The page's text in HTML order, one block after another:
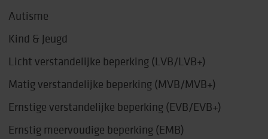
Autisme
Kind & Jeugd
Licht verstandelijke beperking (LVB/LVB+)
Matig verstandelijke beperking (MVB/MVB+)
Ernstige verstandelijke beperking (EVB/EVB+)
Ernstig meervoudige beperking (EMB)